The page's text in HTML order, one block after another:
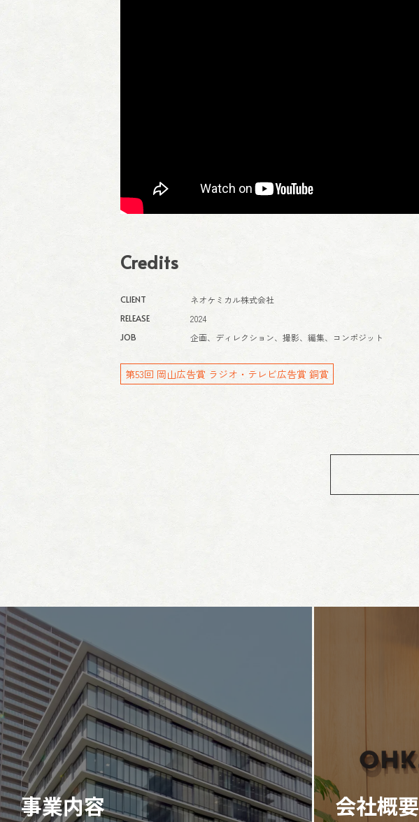
Credits
CLIENT ネオケミカル株式会社
RELEASE 2024
JOB 企画、ディレクション、撮影、編集、コンポジット
第53回 岡山広告賞 ラジオ・テレビ広告賞 銅賞
事業内容 会社概要